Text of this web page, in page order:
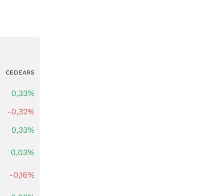
CEDEARS
0,33%
-0,32%
0,33%
0,03%
-0,16%